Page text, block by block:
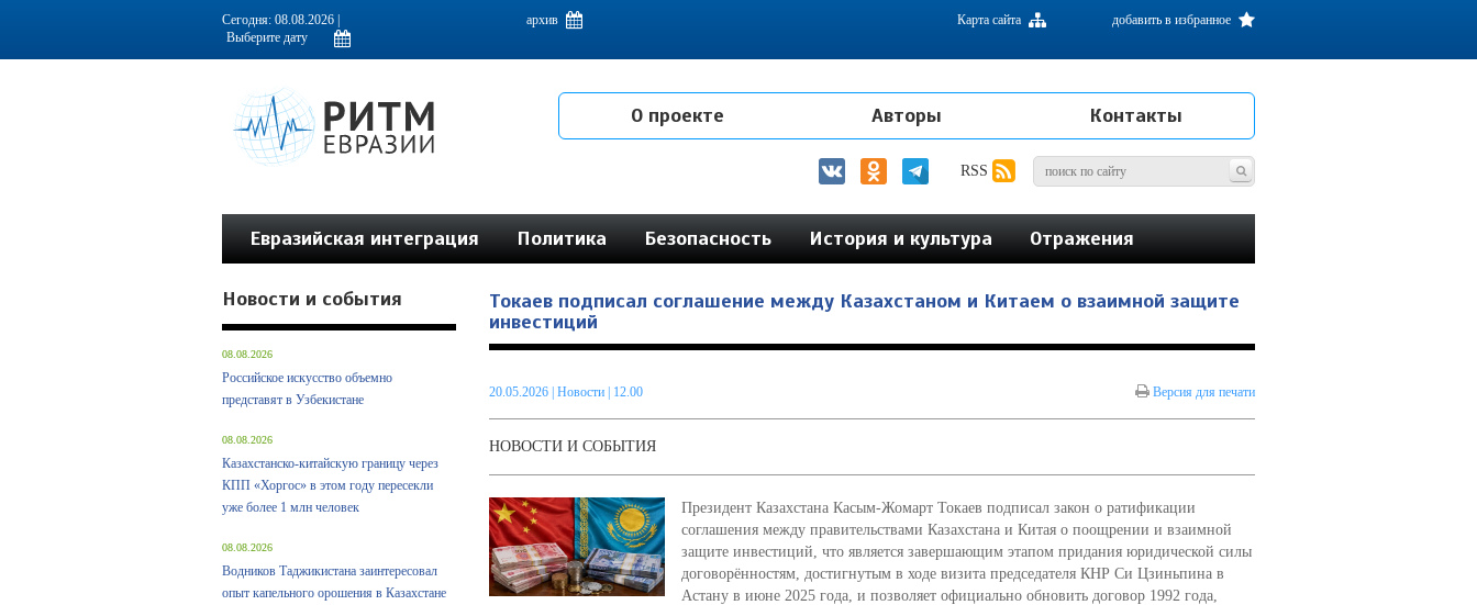
Информационно-аналитическое издание, посвященное актуальным проблемам интеграции на постсоветском пространстве
Сегодня: 08.08.2026 | архив добавить в избранное
Карта сайта
О проекте Авторы Контакты
RSS
Евразийская интеграция Политика Безопасность История и культура Отражения
Токаев подписал соглашение между Казахстаном и Китаем о взаимной защите
инвестиций
20.05.2026| Новости | 12.00 Версия для печати
НОВОСТИ И СОБЫТИЯ
Президент Казахстана Касым-Жомарт Токаев подписал закон о ратификации
соглашения между правительствами Казахстана и Китая о поощрении и взаимной
защите инвестиций, что является завершающим этапом придания юридической силы
договорённостям, достигнутым в ходе визита председателя КНР Си Цзиньпина в
Астану в июне 2025 года, и позволяет официально обновить договор 1992 года,
Новости и события
08.08.2026
Российское искусство объемно
представят в Узбекистане
08.08.2026
Казахстанско-китайскую границу через
КПП «Хоргос» в этом году пересекли
уже более 1 млн человек
08.08.2026
Водников Таджикистана заинтересовал
опыт капельного орошения в Казахстане